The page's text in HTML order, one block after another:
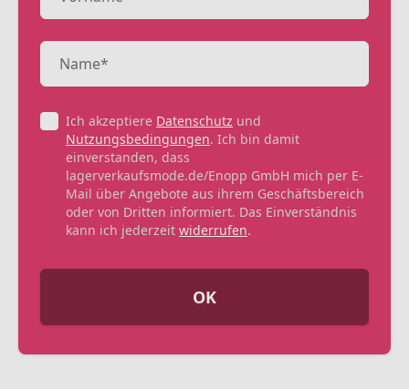
Ich akzeptiere Datenschutz und
Nutzungsbedingungen. Ich bin damit
einverstanden, dass
lagerverkaufsmode.de/Enopp GmbH mich per E-
Mail über Angebote aus ihrem Geschäftsbereich
oder von Dritten informiert. Das Einverständnis
kann ich jederzeit widerrufen.
OK